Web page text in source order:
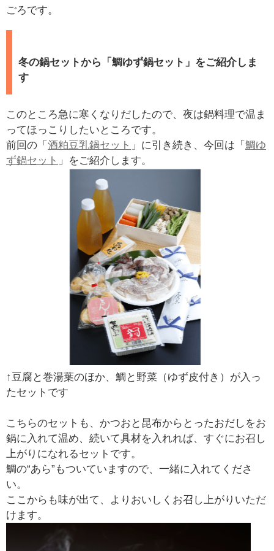
ごろです。
冬の鍋セットから「鯛ゆず鍋セット」をご紹介しま
す
このところ急に寒くなりだしたので、夜は鍋料理で温ま
ってほっこりしたいところです。
前回の「 酒粕豆乳鍋セット 」に引き続き、今回は「 鯛ゆ
ず鍋セット 」をご紹介します。
↑豆腐と巻湯葉のほか、鯛と野菜（ゆず皮付き）が入っ
たセットです
こちらのセットも、かつおと昆布からとったおだしをお
鍋に入れて温め、続いて具材を入れれば、すぐにお召し
上がりになれるセットです。
鯛の“あら”もついていますので、一緒に入れてくださ
い。
ここからも味が出て、よりおいしくお召し上がりいただ
けます。